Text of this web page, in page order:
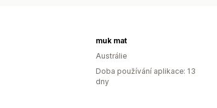
muk mat
Austrálie
Doba používání aplikace: 13
dny